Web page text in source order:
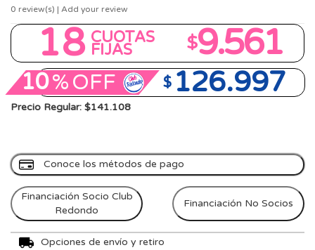
0 review(s) | Add your review
18 CUOTAS
FIJAS $9.561
10%OFF $ 126.997
Precio Regular: $141.108
Conoce los métodos de pago
Financiación Socio Club
Redondo
Financiación No Socios
Opciones de envío y retiro